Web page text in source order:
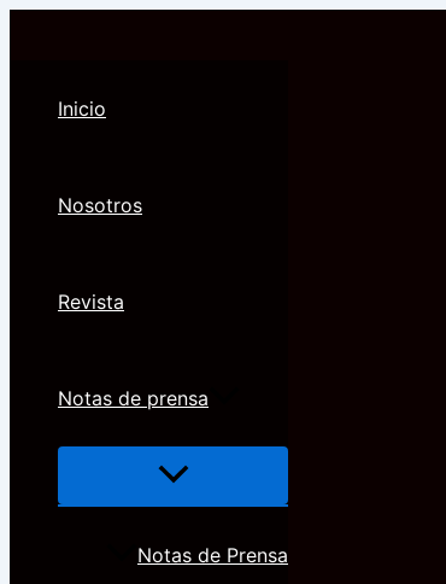
Inicio
Nosotros
Revista
Notas de prensa
Alternar
Notas de Prensa